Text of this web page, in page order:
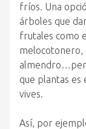
fríos. Una
árboles que
frutales como
melocotonero,
que plantas es
vives.
Así, por